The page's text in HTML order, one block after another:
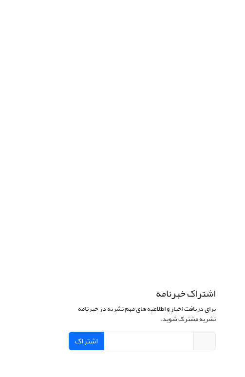
اشتراک خبرنامه
برای دریافت اخبار و اطلاعیه های مهم نشریه در خبرنامه
نشریه مشترک شوید.
اشتراک